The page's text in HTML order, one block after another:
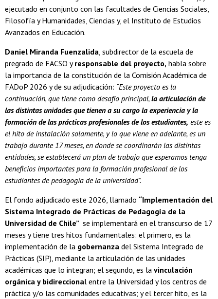
ejecutado en conjunto con las facultades de Ciencias Sociales,
Filosofía y Humanidades, Ciencias y, el Instituto de Estudios
Avanzados en Educación.
Daniel Miranda Fuenzalida, subdirector de la escuela de
pregrado de FACSO yresponsable del proyecto, habla sobre
la importancia de la constitución de la Comisión Académica de
FADoP 2026 y de su adjudicación: “Este proyecto es la
continuación, que tiene como desafío principal, la articulación de
las distintas unidades que tienen a su cargo la experiencia y la
formación de las prácticas profesionales de los estudiantes, este es
el hito de instalación solamente, y lo que viene en adelante, es un
trabajo durante 17 meses, en donde se coordinarán las distintas
entidades, se establecerá un plan de trabajo que esperamos tenga
beneficios importantes para la formación profesional de los
estudiantes de pedagogía de la universidad”.
El fondo adjudicado este 2026, llamado “Implementación del
Sistema Integrado de Prácticas de Pedagogía de la
Universidad de Chile” se implementará en el transcurso de 17
meses y tiene tres hitos fundamentales: el primero, es la
implementación de la gobernanza del Sistema Integrado de
Prácticas (SIP), mediante la articulación de las unidades
académicas que lo integran; el segundo, es la vinculación
orgánica y bidireccional entre la Universidad y los centros de
práctica y/o las comunidades educativas; y el tercer hito, es la